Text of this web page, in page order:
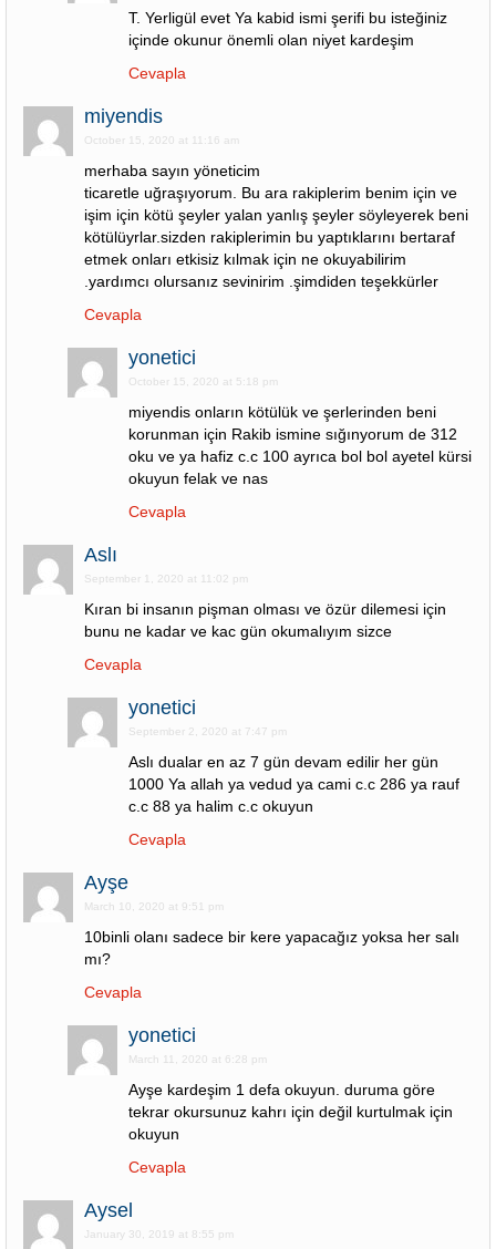
T. Yerligül evet Ya kabid ismi şerifi bu isteğiniz
içinde okunur önemli olan niyet kardeşim
Cevapla
miyendis
October 15, 2020 at 11:16 am
merhaba sayın yöneticim
ticaretle uğraşıyorum. Bu ara rakiplerim benim için ve
işim için kötü şeyler yalan yanlış şeyler söyleyerek beni
kötülüyrlar.sizden rakiplerimin bu yaptıklarını bertaraf
etmek onları etkisiz kılmak için ne okuyabilirim
.yardımcı olursanız sevinirim .şimdiden teşekkürler
Cevapla
yonetici
October 15, 2020 at 5:18 pm
miyendis onların kötülük ve şerlerinden beni
korunman için Rakib ismine sığınyorum de 312
oku ve ya hafiz c.c 100 ayrıca bol bol ayetel kürsi
okuyun felak ve nas
Cevapla
Aslı
September 1, 2020 at 11:02 pm
Kıran bi insanın pişman olması ve özür dilemesi için
bunu ne kadar ve kac gün okumalıyım sizce
Cevapla
yonetici
September 2, 2020 at 7:47 pm
Aslı dualar en az 7 gün devam edilir her gün
1000 Ya allah ya vedud ya cami c.c 286 ya rauf
c.c 88 ya halim c.c okuyun
Cevapla
Ayşe
March 10, 2020 at 9:51 pm
10binli olanı sadece bir kere yapacağız yoksa her salı
mı?
Cevapla
yonetici
March 11, 2020 at 6:28 pm
Ayşe kardeşim 1 defa okuyun. duruma göre
tekrar okursunuz kahrı için değil kurtulmak için
okuyun
Cevapla
Aysel
January 30, 2019 at 8:55 pm